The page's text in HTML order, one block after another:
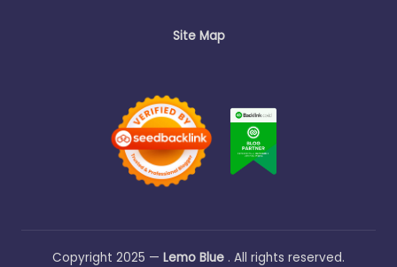
Site Map
Copyright 2025 — Lemo Blue . All rights reserved.